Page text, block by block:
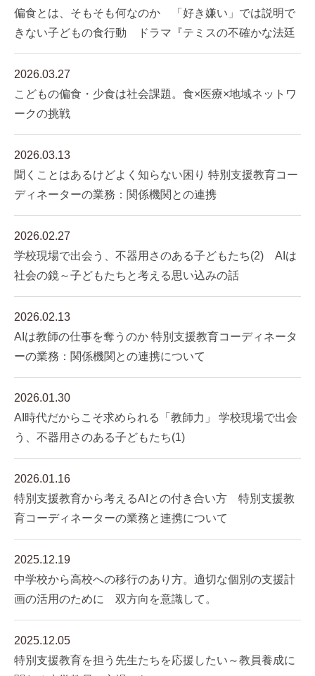
偏食とは、そもそも何なのか 「好き嫌い」では説明で
きない子どもの食行動 ドラマ『テミスの不確かな法廷
2026.03.27
こどもの偏食・少食は社会課題。食×医療×地域ネットワ
ークの挑戦
2026.03.13
聞くことはあるけどよく知らない困り 特別支援教育コー
ディネーターの業務：関係機関との連携
2026.02.27
学校現場で出会う、不器用さのある子どもたち(2) AIは
社会の鏡～子どもたちと考える思い込みの話
2026.02.13
AIは教師の仕事を奪うのか 特別支援教育コーディネータ
ーの業務：関係機関との連携について
2026.01.30
AI時代だからこそ求められる「教師力」 学校現場で出会
う、不器用さのある子どもたち(1)
2026.01.16
特別支援教育から考えるAIとの付き合い方 特別支援教
育コーディネーターの業務と連携について
2025.12.19
中学校から高校への移行のあり方。適切な個別の支援計
画の活用のために 双方向を意識して。
2025.12.05
特別支援教育を担う先生たちを応援したい～教員養成に